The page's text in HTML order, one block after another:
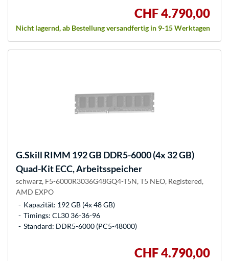
CHF 4.790,00
Nicht lagernd, ab Bestellung versandfertig in 9-15 Werktagen
G.Skill RIMM 192 GB DDR5-6000 (4x 32 GB)
Quad-Kit ECC, Arbeitsspeicher
schwarz, F5-6000R3036G48GQ4-T5N, T5 NEO, Registered,
AMD EXPO
Kapazität: 192 GB (4x 48 GB)
Timings: CL30 36-36-96
Standard: DDR5-6000 (PC5-48000)
CHF 4.790,00